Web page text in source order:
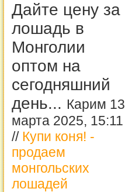
Дайте цену за
лошадь в
Монголии
оптом на
сегодняшний
день... Карим 13
марта 2025, 15:11
// Купи коня! -
продаем
монгольских
лошадей